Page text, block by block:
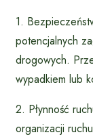
1.
potencjalnych
drogowych.
wypadkiem lub
2. Płynność
organizacji